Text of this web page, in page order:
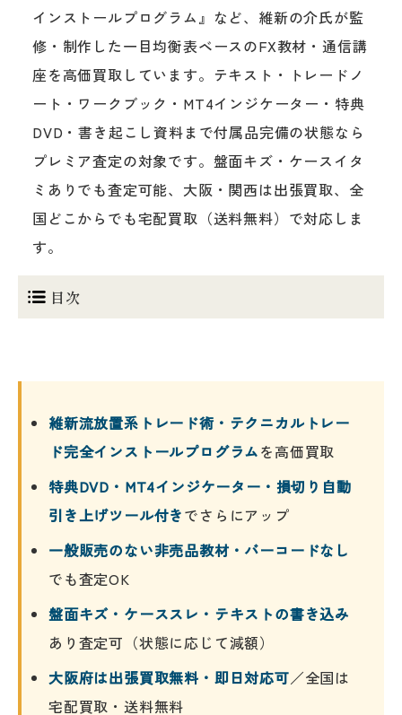
インストールプログラム』など、維新の介氏が監
修・制作した一目均衡表ベースのFX教材・通信講
座を高価買取しています。テキスト・トレードノ
ート・ワークブック・MT4インジケーター・特典
DVD・書き起こし資料まで付属品完備の状態なら
プレミア査定の対象です。盤面キズ・ケースイタ
ミありでも査定可能、大阪・関西は出張買取、全
国どこからでも宅配買取（送料無料）で対応しま
す。
目次
維新流放置系トレード術・テクニカルトレー
ド完全インストールプログラムを高価買取
特典DVD・MT4インジケーター・損切り自動
引き上げツール付きでさらにアップ
一般販売のない非売品教材・バーコードなし
でも査定OK
盤面キズ・ケーススレ・テキストの書き込み
あり査定可（状態に応じて減額）
大阪府は出張買取無料・即日対応可／全国は
宅配買取・送料無料